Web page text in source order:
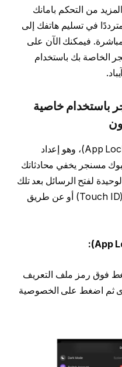
من التحكم بامانك
في تسليم هاتفك إلى
فيمكنك الآن على
الخاصة بك باستخدام
باستخدام خاصية
واضافت فيسبوك قفل التطبيق (App Lock)، وهو إعداد
مسنجر يخفي محادثاتك
لفتح الرسائل بعد تلك
النقطة هي عبر ميزة Face ID أو (Touch ID) أو عن طريق
فوق رمز ملف التعريف
ثم اضغط على الخصوصية